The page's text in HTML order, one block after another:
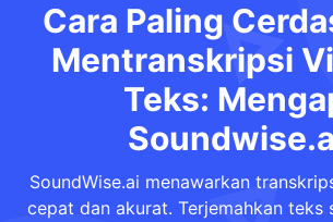
Cara Paling
Mentranskripsi
Teks:
SoundWise.ai menawarkan
cepat dan akurat. Terjemahkan teks